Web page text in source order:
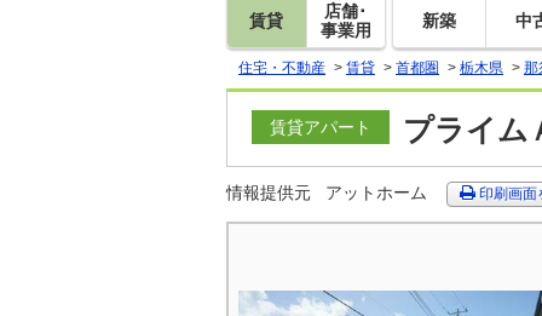
賃貸
店舗･
事業用
新築 中
住宅・不動産 > 賃貸 > 首都圏 > 栃木県 > 那
賃貸アパート プライム
情報提供元 アットホーム 印刷画面